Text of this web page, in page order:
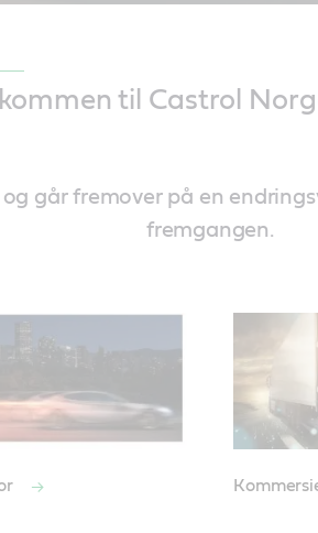
til Castrol
går fremover på en
fremgangen.